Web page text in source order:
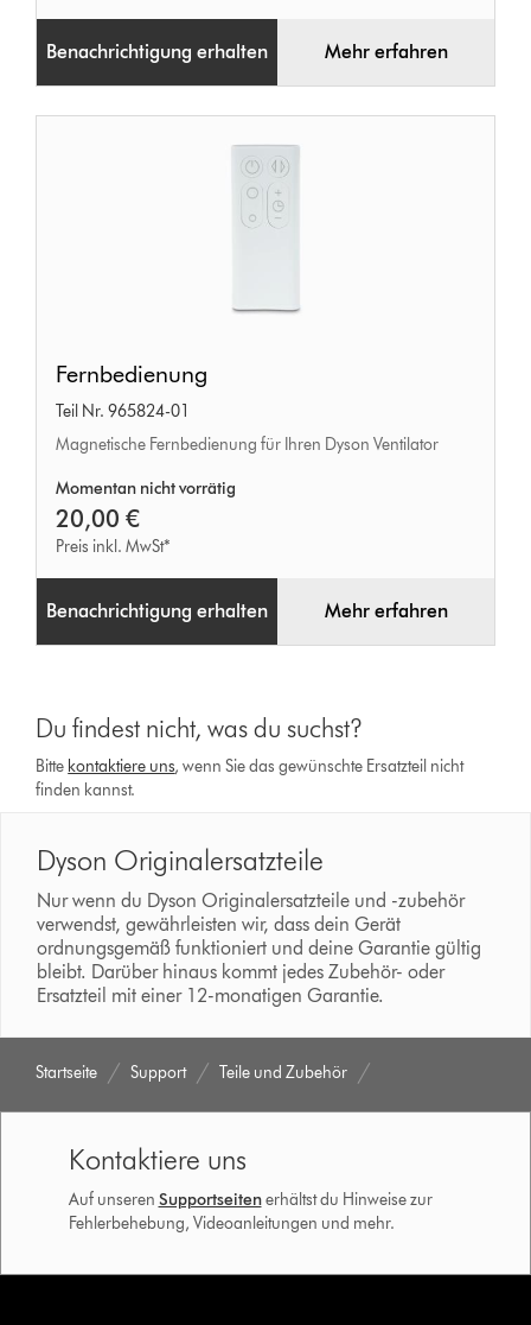
Benachrichtigung erhalten Mehr erfahren
Fernbedienung
Teil Nr. 965824-01
Magnetische Fernbedienung für Ihren Dyson Ventilator
Momentan nicht vorrätig
20,00 €
Preis inkl. MwSt*
Benachrichtigung erhalten Mehr erfahren
Du findest nicht, was du suchst?
Bitte kontaktiere uns, wenn Sie das gewünschte Ersatzteil nicht
finden kannst.
Dyson Originalersatzteile
Nur wenn du Dyson Originalersatzteile und -zubehör
verwendst, gewährleisten wir, dass dein Gerät
ordnungsgemäß funktioniert und deine Garantie gültig
bleibt. Darüber hinaus kommt jedes Zubehör- oder
Ersatzteil mit einer 12-monatigen Garantie.
Startseite Support Teile und Zubehör
Kontaktiere uns
Auf unseren Supportseiten erhältst du Hinweise zur
Fehlerbehebung, Videoanleitungen und mehr.